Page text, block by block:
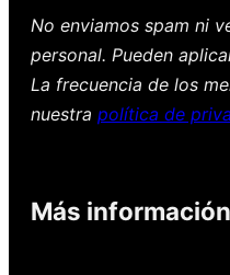
No enviamos spam ni
personal. Pueden
La frecuencia de los
nuestra política de
Más información